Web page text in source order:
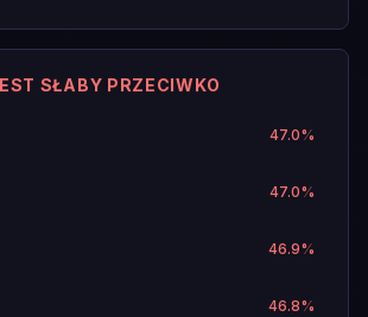
SŁABY PRZECIWKO
47.0%
47.0%
46.9%
46.8%